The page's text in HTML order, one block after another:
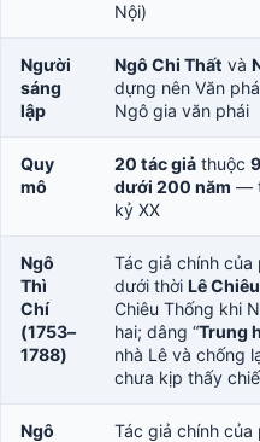
Nội)
Người
sáng
lập
Ngô Chi Thất và
dựng nên Văn
Ngô gia văn phái
Quy
mô
20 tác giả thuộc
dưới 200 năm —
kỷ XX
Ngô
Thì
Chí
(1753–
1788)
Tác giả chính
dưới thời Lê
Chiêu Thống khi
hai; dâng “Trung
nhà Lê và chống
chưa kịp thấy
Ngô
Tác giả chính